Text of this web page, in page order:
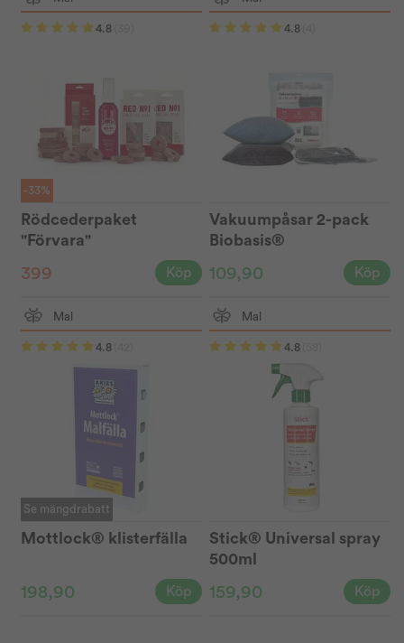
4.8
-33%
Rödcederpaket
"Förvara"
399 Köp
4.8
Vakuumpåsar 2-pack
Biobasis®
109,90 Köp
Mal
4.8
Se mängdrabatt
Mottlock® klisterfälla
198,90 Köp
Mal
4.8
Stick® Universal spray
500ml
159,90 Köp